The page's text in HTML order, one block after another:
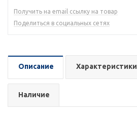
Получить на email ссылку на товар
Поделиться в социальных сетях
Описание Характеристики
Наличие